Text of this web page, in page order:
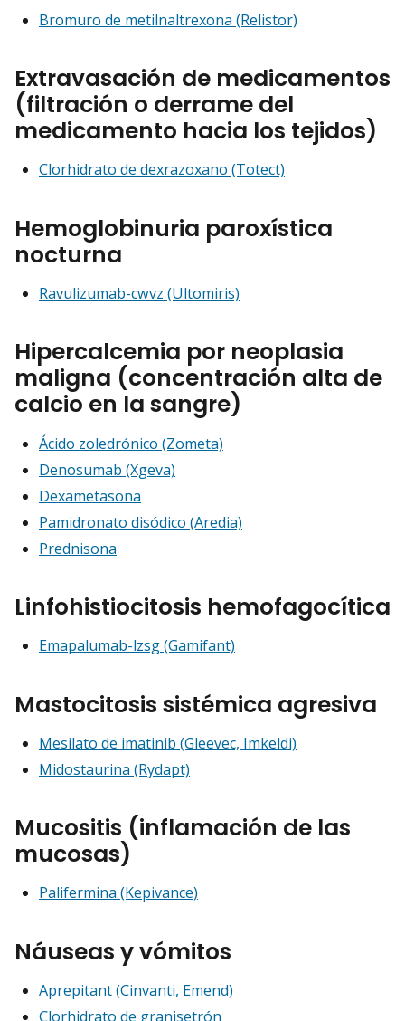
Bromuro de metilnaltrexona (Relistor)
Extravasación de medicamentos
(filtración o derrame del
medicamento hacia los tejidos)
Clorhidrato de dexrazoxano (Totect)
Hemoglobinuria paroxística
nocturna
Ravulizumab-cwvz (Ultomiris)
Hipercalcemia por neoplasia
maligna (concentración alta de
calcio en la sangre)
Ácido zoledrónico (Zometa)
Denosumab (Xgeva)
Dexametasona
Pamidronato disódico (Aredia)
Prednisona
Linfohistiocitosis hemofagocítica
Emapalumab-lzsg (Gamifant)
Mastocitosis sistémica agresiva
Mesilato de imatinib (Gleevec, Imkeldi)
Midostaurina (Rydapt)
Mucositis (inflamación de las
mucosas)
Palifermina (Kepivance)
Náuseas y vómitos
Aprepitant (Cinvanti, Emend)
Clorhidrato de granisetrón